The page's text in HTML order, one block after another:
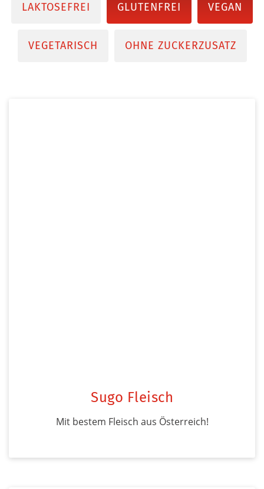
LAKTOSEFREI GLUTENFREI VEGAN
VEGETARISCH OHNE ZUCKERZUSATZ
Sugo Fleisch
Mit bestem Fleisch aus Österreich!